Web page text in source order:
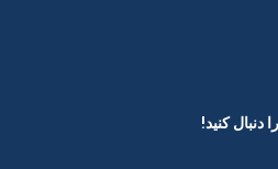
دنبال کنید!